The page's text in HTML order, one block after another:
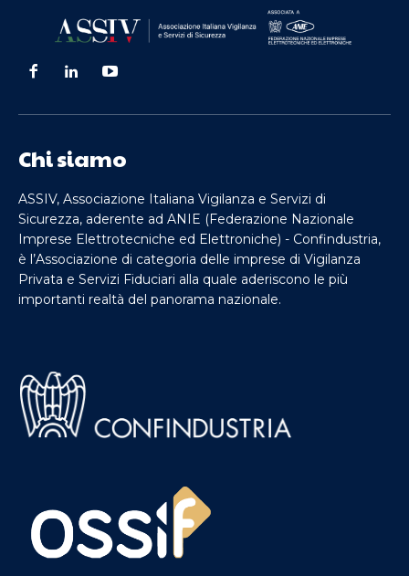
Chi siamo
ASSIV, Associazione Italiana Vigilanza e Servizi di
Sicurezza, aderente ad ANIE (Federazione Nazionale
Imprese Elettrotecniche ed Elettroniche) - Confindustria,
è l’Associazione di categoria delle imprese di Vigilanza
Privata e Servizi Fiduciari alla quale aderiscono le più
importanti realtà del panorama nazionale.